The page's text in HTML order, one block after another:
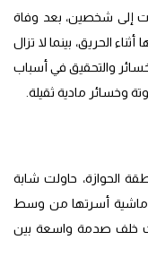
إلى شخصين، بعد وفاة
الحريق، بينما لا تزال
والتحقيق في أسباب
وخسائر مادية ثقيلة.
الحوازة، حاولت شابة
ماشية أسرتها من وسط
خلف صدمة واسعة بين